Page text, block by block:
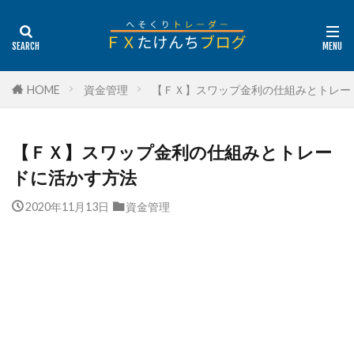
HOME 資金管理 【ＦＸ】スワップ金利の仕組みとトレ
【ＦＸ】スワップ金利の仕組みとトレー
ドに活かす方法
2020年11月13日 資金管理